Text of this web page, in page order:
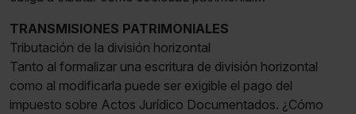
TRANSMISIONES PATRIMONIALES
Tributación de la división horizontal
Tanto al formalizar una escritura de división horizontal
como al modificarla puede ser exigible el pago del
impuesto sobre Actos Jurídico Documentados. ¿Cómo